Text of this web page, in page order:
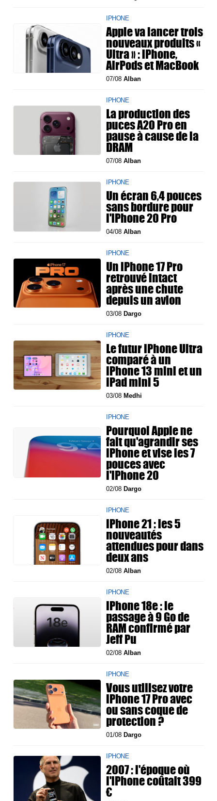
IPHONE
Apple va lancer trois
nouveaux produits «
Ultra » : iPhone,
AirPods et MacBook
07/08Alban
IPHONE
La production des
puces A20 Pro en
pause à cause de la
DRAM
07/08Alban
IPHONE
Un écran 6,4 pouces
sans bordure pour
l'iPhone 20 Pro
04/08Alban
IPHONE
Un iPhone 17 Pro
retrouvé intact
après une chute
depuis un avion
03/08Dargo
IPHONE
Le futur iPhone Ultra
comparé à un
iPhone 13 mini et un
iPad mini 5
03/08Medhi
IPHONE
Pourquoi Apple ne
fait qu'agrandir ses
iPhone et vise les 7
pouces avec
l'iPhone 20
02/08Dargo
IPHONE
iPhone 21 : les 5
nouveautés
attendues pour dans
deux ans
02/08Alban
IPHONE
iPhone 18e : le
passage à 9 Go de
RAM confirmé par
Jeff Pu
02/08Alban
IPHONE
Vous utilisez votre
iPhone 17 Pro avec
ou sans coque de
protection ?
01/08Dargo
IPHONE
2007 : l'époque où
l'iPhone coûtait 399
€